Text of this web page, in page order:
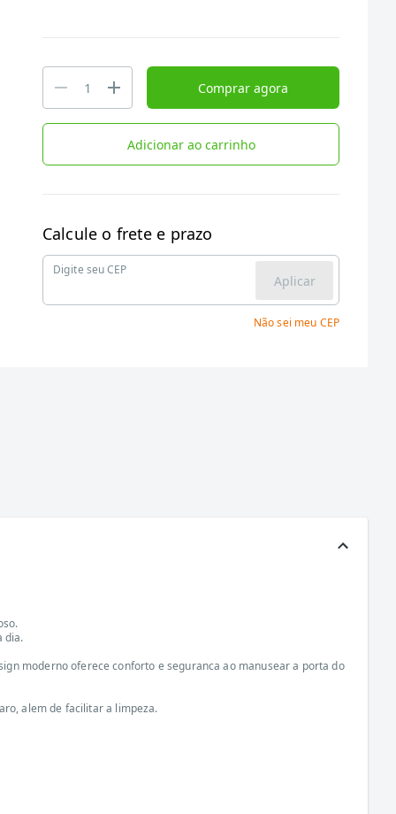
Comprar agora
Adicionar ao carrinho
Calcule o frete e prazo
Digite seu CEP
Aplicar
Não sei meu CEP
dia.
moderno oferece conforto e seguranca ao manusear a porta do
alem de facilitar a limpeza.